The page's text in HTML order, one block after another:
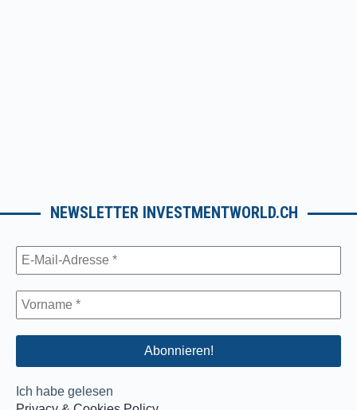
NEWSLETTER INVESTMENTWORLD.CH
Ich habe gelesen